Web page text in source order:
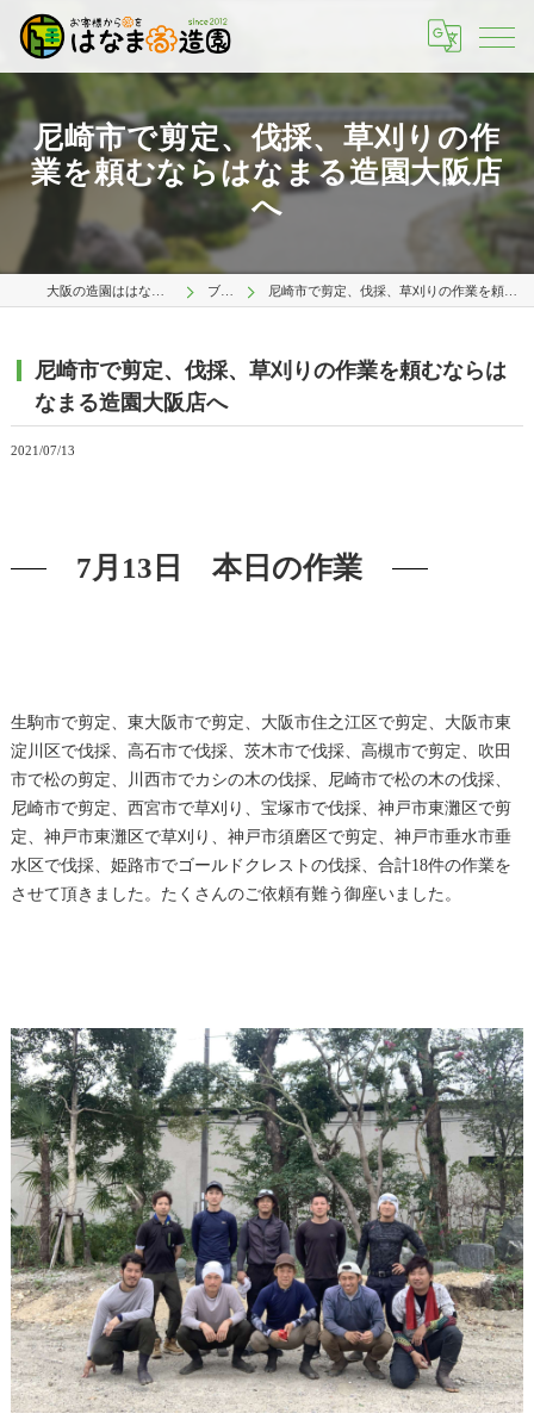
尼崎市で剪定、伐採、草刈りの作
業を頼むならはなまる造園大阪店
へ
ブログ 尼崎市で剪定、伐採、草刈りの作業を頼むならはなまる造園大阪店へ
尼崎市で剪定、伐採、草刈りの作業を頼むならは
なまる造園大阪店へ
2021/07/13
7月13日 本日の作業
生駒市で剪定、東大阪市で剪定、大阪市住之江区で剪定、大阪市東
淀川区で伐採、高石市で伐採、茨木市で伐採、高槻市で剪定、吹田
市で松の剪定、川西市でカシの木の伐採、尼崎市で松の木の伐採、
尼崎市で剪定、西宮市で草刈り、宝塚市で伐採、神戸市東灘区で剪
定、神戸市東灘区で草刈り、神戸市須磨区で剪定、神戸市垂水市垂
水区で伐採、姫路市でゴールドクレストの伐採、合計18件の作業を
させて頂きました。たくさんのご依頼有難う御座いました。